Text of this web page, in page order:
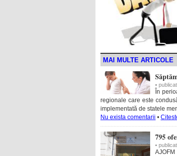
MAI MULTE ARTICOLE
•
În
regionale care este
implementată de statele
Nu exista comentarii •
795
•